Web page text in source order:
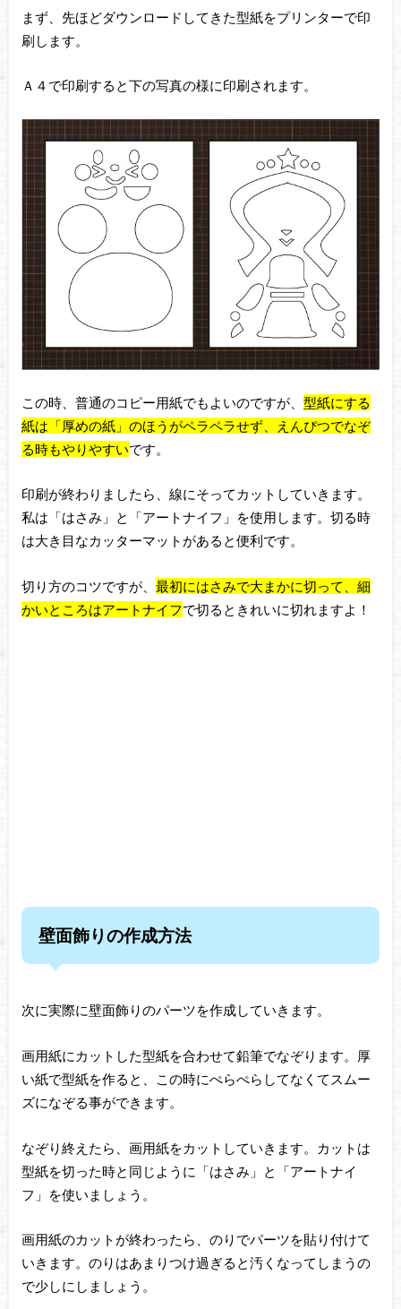
まず、先ほどダウンロードしてきた型紙をプリンターで印
刷します。
Ａ４で印刷すると下の写真の様に印刷されます。
この時、普通のコピー用紙でもよいのですが、 型紙にする
紙は「厚めの紙」のほうがペラペラせず、えんぴつでなぞ
る時もやりやすいです。
印刷が終わりましたら、線にそってカットしていきます。
私は「はさみ」と「アートナイフ」を使用します。切る時
は大き目なカッターマットがあると便利です。
切り方のコツですが、 最初にはさみで大まかに切って、細
かいところはアートナイフで切るときれいに切れますよ！
壁面飾りの作成方法
次に実際に壁面飾りのパーツを作成していきます。
画用紙にカットした型紙を合わせて鉛筆でなぞります。厚
い紙で型紙を作ると、この時にぺらぺらしてなくてスムー
ズになぞる事ができます。
なぞり終えたら、画用紙をカットしていきます。カットは
型紙を切った時と同じように「はさみ」と「アートナイ
フ」を使いましょう。
画用紙のカットが終わったら、のりでパーツを貼り付けて
いきます。のりはあまりつけ過ぎると汚くなってしまうの
で少しにしましょう。